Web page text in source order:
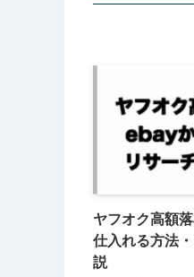
ヤフオク高額
仕入れる方法
説